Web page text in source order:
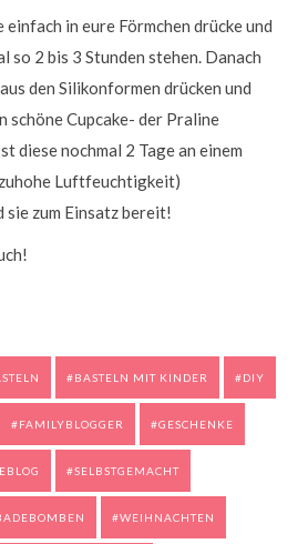
in eure Förmchen drücke und
so 2 bis 3 Stunden stehen. Danach
den Silikonformen drücken und
schöne Cupcake- der Praline
diese nochmal 2 Tage an einem
Luftfeuchtigkeit)
sie zum Einsatz bereit!
BASTELN MIT KINDER DIY
FAMILYBLOGGER GESCHENKE
SELBSTGEMACHT
WEIHNACHTEN